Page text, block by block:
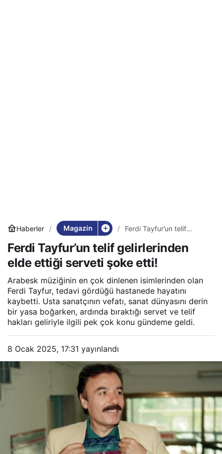
Haberler Magazin
Ferdi Tayfur’un telif
serveti şoke etti!
Ferdi Tayfur’un telif gelirlerinden
elde ettiği serveti şoke etti!
Arabesk müziğinin en çok dinlenen isimlerinden olan
Ferdi Tayfur, tedavi gördüğü hastanede hayatını
kaybetti. Usta sanatçının vefatı, sanat dünyasını derin
bir yasa boğarken, ardında bıraktığı servet ve telif
hakları geliriyle ilgili pek çok konu gündeme geldi.
8 Ocak 2025, 17:31 yayınlandı